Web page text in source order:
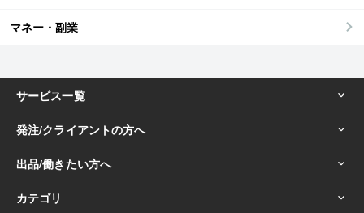
マネー・副業